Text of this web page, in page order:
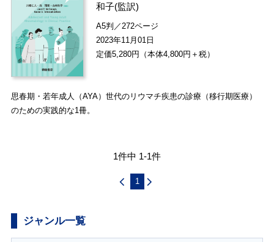
和子(監訳)
A5判／272ページ
2023年11月01日
定価5,280円（本体4,800円＋税）
思春期・若年成人（AYA）世代のリウマチ疾患の診療（移行期医療）
のための実践的な1冊。
1件中 1-1件
1
ジャンル一覧